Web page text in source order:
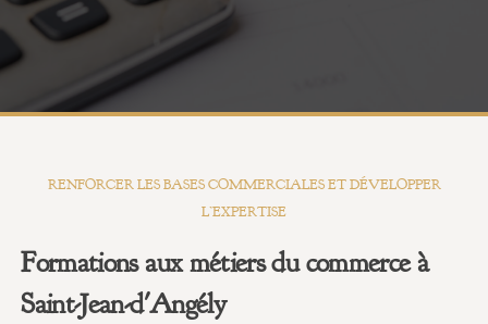
RENFORCER LES BASES COMMERCIALES ET DÉVELOPPER
L’EXPERTISE
Formations aux métiers du commerce à
Saint-Jean-d'Angély